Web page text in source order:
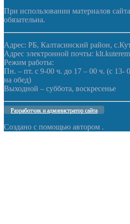
При использовании материалов
обязательна.
Адрес: РБ, Калтасинский район,
Адрес электронной почты:
Режим работы:
Пн. – пт. с 9-00 ч. до 17 – 00 ч. (с 13-
на обед)
Выходной – суббота, воскресенье
Разработчик и администратор сайта
Создано с помощью автором .